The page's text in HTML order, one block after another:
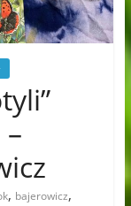
, bajerowicz,